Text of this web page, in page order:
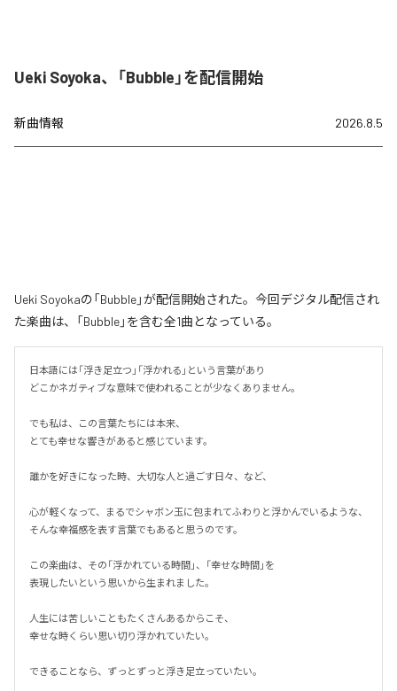
Ueki Soyoka、「Bubble」を配信開始
新曲情報 2026.8.5
Ueki Soyokaの「Bubble」が配信開始された。今回デジタル配信され
た楽曲は、「Bubble」を含む全1曲となっている。
日本語には「浮き足立つ」「浮かれる」という言葉があり
どこかネガティブな意味で使われることが少なくありません。
でも私は、この言葉たちには本来、
とても幸せな響きがあると感じています。
誰かを好きになった時、大切な人と過ごす日々、など、
心が軽くなって、まるでシャボン玉に包まれてふわりと浮かんでいるような、
そんな幸福感を表す言葉でもあると思うのです。
この楽曲は、その「浮かれている時間」、「幸せな時間」を
表現したいという思いから生まれました。
人生には苦しいこともたくさんあるからこそ、
幸せな時くらい思い切り浮かれていたい。
できることなら、ずっとずっと浮き足立っていたい。